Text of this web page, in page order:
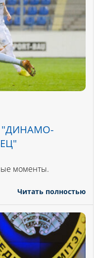
"ДИНАМО-
моменты.
Читать полностью